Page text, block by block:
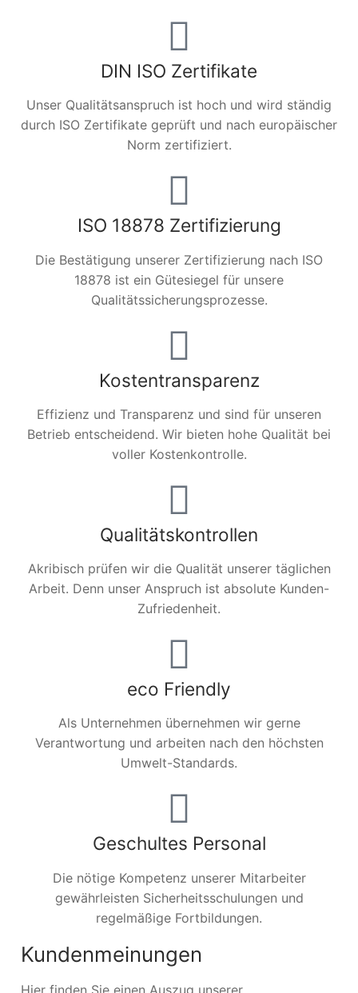
DIN ISO Zertifikate
Unser Qualitätsanspruch ist hoch und wird ständig
durch ISO Zertifikate geprüft und nach europäischer
Norm zertifiziert.
ISO 18878 Zertifizierung
Die Bestätigung unserer Zertifizierung nach ISO
18878 ist ein Gütesiegel für unsere
Qualitätssicherungsprozesse.
Kostentransparenz
Effizienz und Transparenz und sind für unseren
Betrieb entscheidend. Wir bieten hohe Qualität bei
voller Kostenkontrolle.
Qualitätskontrollen
Akribisch prüfen wir die Qualität unserer täglichen
Arbeit. Denn unser Anspruch ist absolute Kunden-
Zufriedenheit.
eco Friendly
Als Unternehmen übernehmen wir gerne
Verantwortung und arbeiten nach den höchsten
Umwelt-Standards.
Geschultes Personal
Die nötige Kompetenz unserer Mitarbeiter
gewährleisten Sicherheitsschulungen und
regelmäßige Fortbildungen.
Kundenmeinungen
Hier finden Sie einen Auszug unserer